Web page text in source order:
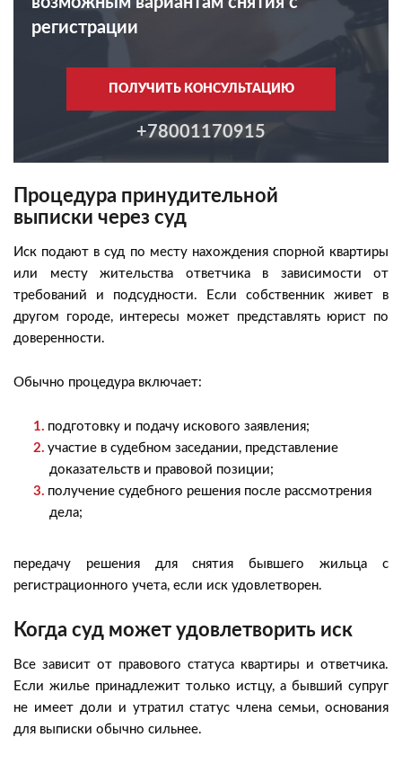
регистрации
ПОЛУЧИТЬ КОНСУЛЬТАЦИЮ
+78001170915
Процедура принудительной
выписки через суд
Иск подают в суд по месту нахождения спорной квартиры
или месту жительства ответчика в зависимости от
требований и подсудности. Если собственник живет в
другом городе, интересы может представлять юрист по
доверенности.
Обычно процедура включает:
подготовку и подачу искового заявления;
участие в судебном заседании, представление
доказательств и правовой позиции;
получение судебного решения после рассмотрения
дела;
передачу решения для снятия бывшего жильца с
регистрационного учета, если иск удовлетворен.
Когда суд может удовлетворить иск
Все зависит от правового статуса квартиры и ответчика.
Если жилье принадлежит только истцу, а бывший супруг
не имеет доли и утратил статус члена семьи, основания
для выписки обычно сильнее.